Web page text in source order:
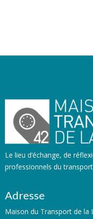
Le lieu d’échange, de
professionnels du
Adresse
Maison du Transport de la